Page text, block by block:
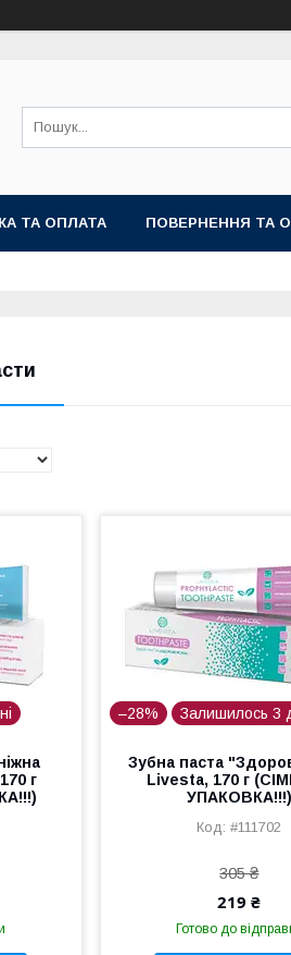
ТА ОПЛАТА ПОВЕРНЕННЯ ТА
г
–28% Залишилось 3
Зубна паста
Livesta, 170 г
УПАКОВКА!!!)
#111702
305 ₴
219 ₴
Готово до